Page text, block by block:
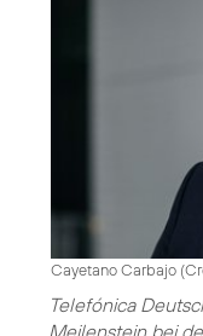
Cayetano Carbajo (
Telefónica
Meilenstein bei